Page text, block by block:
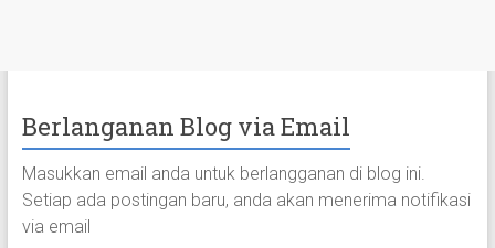
Berlanganan Blog via Email
Masukkan email anda untuk berlangganan di blog ini.
Setiap ada postingan baru, anda akan menerima notifikasi
via email